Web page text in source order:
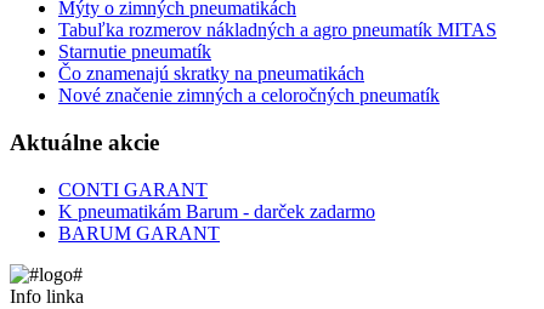
Mýty o zimných pneumatikách
Tabuľka rozmerov nákladných a agro pneumatík MITAS
Starnutie pneumatík
Čo znamenajú skratky na pneumatikách
Nové značenie zimných a celoročných pneumatík
Aktuálne akcie
CONTI GARANT
K pneumatikám Barum - darček zadarmo
BARUM GARANT
Info linka